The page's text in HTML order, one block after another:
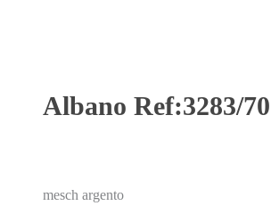
Albano Ref:3283/70
mesch argento